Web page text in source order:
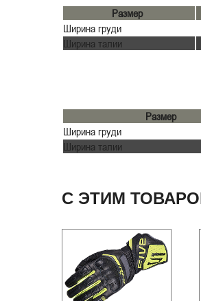
Размер
Ширина груди
Ширина талии
Размер
Ширина груди
Ширина талии
С ЭТИМ